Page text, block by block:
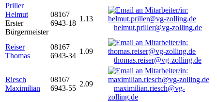
Priller
Helmut
Erster
Bürgermeister
08167
6943-18
1.13
helmut.priller@vg-zolling.de
Reiser
Thomas
08167
6943-34
1.09
thomas.reiser@vg-zolling.de
Riesch
Maximilian
08167
6943-55
2.09
maximilian.riesch@vg-
zolling.de